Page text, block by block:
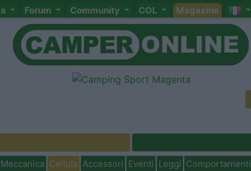
Forum Community COL Magazine
Meccanica Cellula Accessori Eventi Leggi Comportamenti